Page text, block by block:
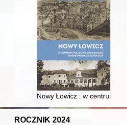
: prestiż finansowy i towarzyski
Nowy Łowicz : w centrum
ROCZNIK 2024